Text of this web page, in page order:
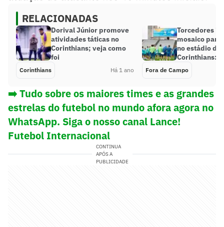
RELACIONADAS
Dorival Júnior promove
atividades táticas no
Corinthians; veja como
foi
Corinthians Há 1 ano
Torcedores
mosaico
no estádio do
Corinthians:
Fora de Campo
➡️ Tudo sobre os maiores times e as grandes
estrelas do futebol no mundo afora agora no
WhatsApp. Siga o nosso canal Lance!
Futebol Internacional
CONTINUA
APÓS A
PUBLICIDADE